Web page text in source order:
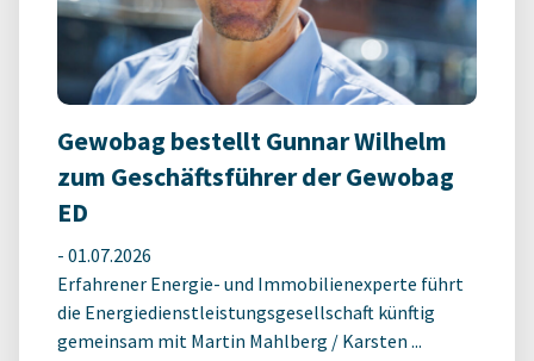
Gewobag bestellt Gunnar Wilhelm
zum Geschäftsführer der Gewobag
ED
- 01.07.2026
Erfahrener Energie- und Immobilienexperte führt
die Energiedienstleistungsgesellschaft künftig
gemeinsam mit Martin Mahlberg / Karsten ...